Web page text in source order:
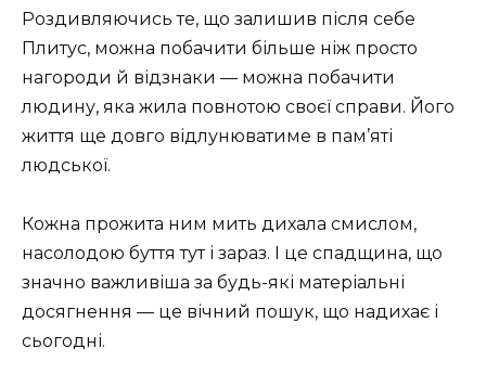
Роздивляючись те, що залишив після себе
Плитус, можна побачити більше ніж просто
нагороди й відзнаки — можна побачити
людину, яка жила повнотою своєї справи. Його
життя ще довго відлунюватиме в пам’яті
людської.
Кожна прожита ним мить дихала смислом,
насолодою буття тут і зараз. І це спадщина, що
значно важливіша за будь-які матеріальні
досягнення — це вічний пошук, що надихає і
сьогодні.